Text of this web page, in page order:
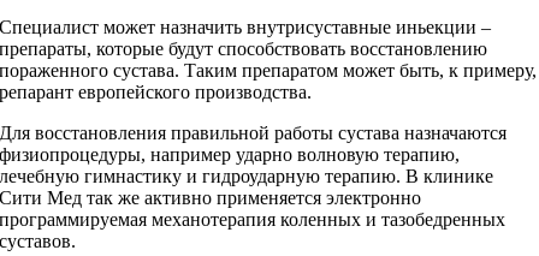
Специалист может назначить внутрисуставные иньекции –
препараты, которые будут способствовать восстановлению
пораженного сустава. Таким препаратом может быть, к примеру,
репарант европейского производства.
Для восстановления правильной работы сустава назначаются
физиопроцедуры, например ударно волновую терапию,
лечебную гимнастику и гидроударную терапию. В клинике
Сити Мед так же активно применяется электронно
программируемая механотерапия коленных и тазобедренных
суставов.